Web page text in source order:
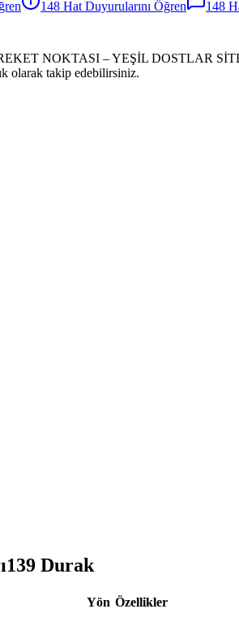
148 Hat Duyurularını Öğren 148
NOKTASI – YEŞİL DOSTLAR
olarak takip edebilirsiniz.
139 Durak
Yön Özellikler